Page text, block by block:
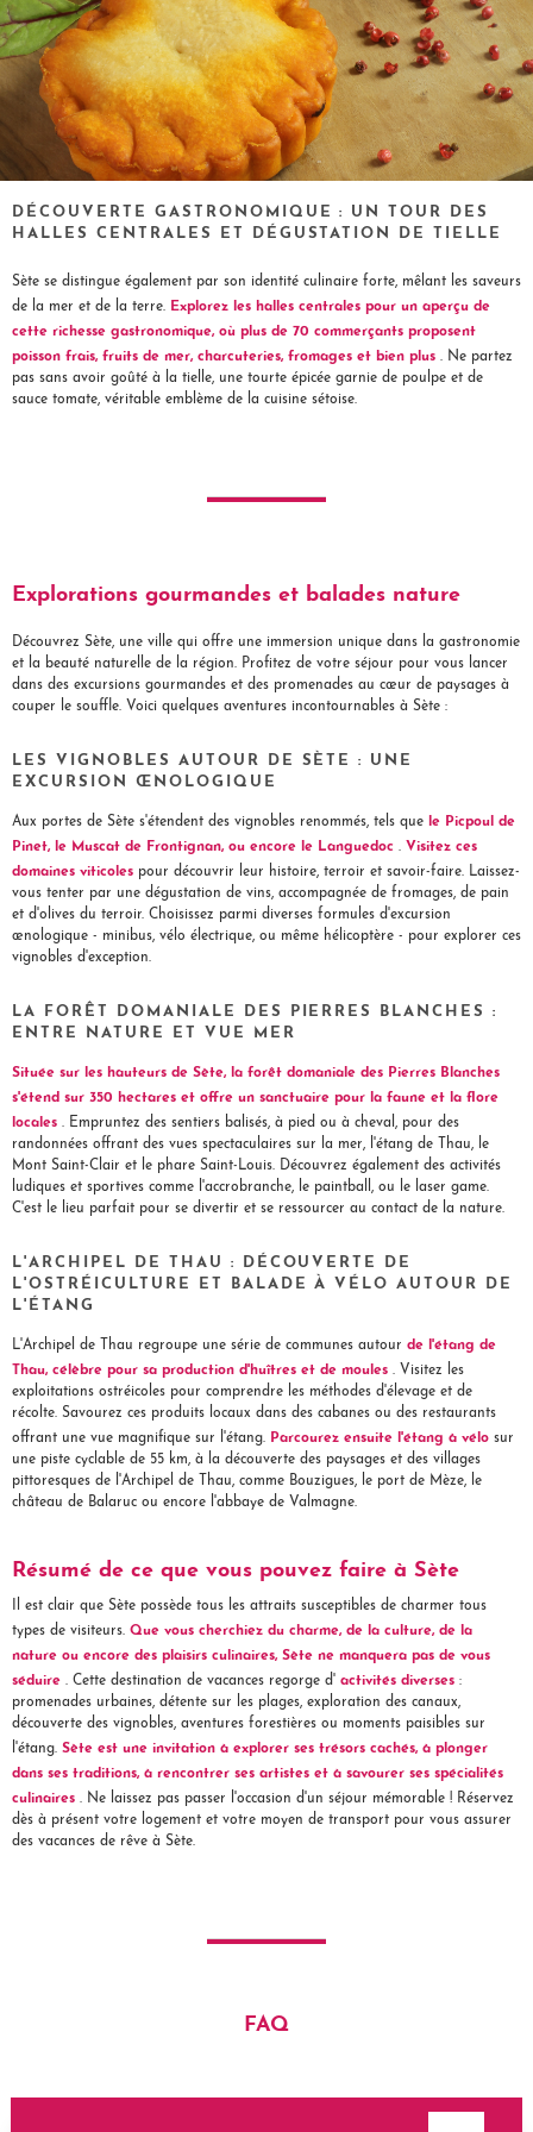
DÉCOUVERTE GASTRONOMIQUE : UN TOUR DES
HALLES CENTRALES ET DÉGUSTATION DE TIELLE
Sète se distingue également par son identité culinaire forte, mêlant les saveurs
de la mer et de la terre. Explorez les halles centrales pour un aperçu de
cette richesse gastronomique, où plus de 70 commerçants proposent
poisson frais, fruits de mer, charcuteries, fromages et bien plus . Ne partez
pas sans avoir goûté à la tielle, une tourte épicée garnie de poulpe et de
sauce tomate, véritable emblème de la cuisine sétoise.
Explorations gourmandes et balades nature
Découvrez Sète, une ville qui offre une immersion unique dans la gastronomie
et la beauté naturelle de la région. Profitez de votre séjour pour vous lancer
dans des excursions gourmandes et des promenades au cœur de paysages à
couper le souffle. Voici quelques aventures incontournables à Sète :
LES VIGNOBLES AUTOUR DE SÈTE : UNE
EXCURSION ŒNOLOGIQUE
Aux portes de Sète s'étendent des vignobles renommés, tels que le Picpoul de
Pinet, le Muscat de Frontignan, ou encore le Languedoc . Visitez ces
domaines viticoles pour découvrir leur histoire, terroir et savoir-faire. Laissez-
vous tenter par une dégustation de vins, accompagnée de fromages, de pain
et d'olives du terroir. Choisissez parmi diverses formules d'excursion
œnologique - minibus, vélo électrique, ou même hélicoptère - pour explorer ces
vignobles d'exception.
LA FORÊT DOMANIALE DES PIERRES BLANCHES :
ENTRE NATURE ET VUE MER
Située sur les hauteurs de Sète, la forêt domaniale des Pierres Blanches
s'étend sur 350 hectares et offre un sanctuaire pour la faune et la flore
locales . Empruntez des sentiers balisés, à pied ou à cheval, pour des
randonnées offrant des vues spectaculaires sur la mer, l'étang de Thau, le
Mont Saint-Clair et le phare Saint-Louis. Découvrez également des activités
ludiques et sportives comme l'accrobranche, le paintball, ou le laser game.
C'est le lieu parfait pour se divertir et se ressourcer au contact de la nature.
L'ARCHIPEL DE THAU : DÉCOUVERTE DE
L'OSTRÉICULTURE ET BALADE À VÉLO AUTOUR DE
L'ÉTANG
L'Archipel de Thau regroupe une série de communes autour de l'étang de
Thau, célèbre pour sa production d'huîtres et de moules . Visitez les
exploitations ostréicoles pour comprendre les méthodes d'élevage et de
récolte. Savourez ces produits locaux dans des cabanes ou des restaurants
offrant une vue magnifique sur l'étang. Parcourez ensuite l'étang à vélo sur
une piste cyclable de 55 km, à la découverte des paysages et des villages
pittoresques de l'Archipel de Thau, comme Bouzigues, le port de Mèze, le
château de Balaruc ou encore l'abbaye de Valmagne.
Résumé de ce que vous pouvez faire à Sète
Il est clair que Sète possède tous les attraits susceptibles de charmer tous
types de visiteurs. Que vous cherchiez du charme, de la culture, de la
nature ou encore des plaisirs culinaires, Sète ne manquera pas de vous
séduire . Cette destination de vacances regorge d' activités diverses :
promenades urbaines, détente sur les plages, exploration des canaux,
découverte des vignobles, aventures forestières ou moments paisibles sur
l'étang. Sète est une invitation à explorer ses trésors cachés, à plonger
dans ses traditions, à rencontrer ses artistes et à savourer ses spécialités
culinaires . Ne laissez pas passer l'occasion d'un séjour mémorable ! Réservez
dès à présent votre logement et votre moyen de transport pour vous assurer
des vacances de rêve à Sète.
FAQ